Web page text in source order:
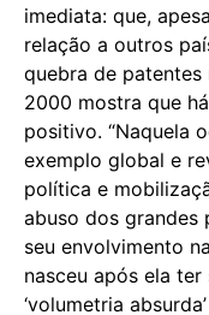
imediata: que,
relação a outros
quebra de
2000 mostra que
positivo. “Naquela
exemplo global e
política e
abuso dos grandes
seu envolvimento
nasceu após ela
‘volumetria